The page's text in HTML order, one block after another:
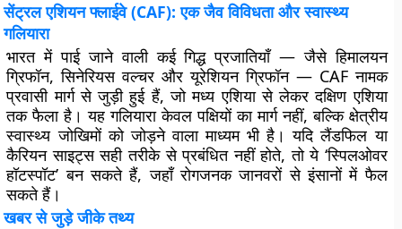
सेंट्रल एशियन फ्लाईवे (CAF): एक जैव विविधता और स्वास्थ्य
गलियारा
भारत में पाई जाने वाली कई गिद्ध प्रजातियाँ — जैसे हिमालयन
ग्रिफॉन, सिनेरियस वल्चर और यूरेशियन ग्रिफॉन — CAF नामक
प्रवासी मार्ग से जुड़ी हुई हैं, जो मध्य एशिया से लेकर दक्षिण एशिया
तक फैला है। यह गलियारा केवल पक्षियों का मार्ग नहीं, बल्कि क्षेत्रीय
स्वास्थ्य जोखिमों को जोड़ने वाला माध्यम भी है। यदि लैंडफिल या
कैरियन साइट्स सही तरीके से प्रबंधित नहीं होते, तो ये ‘स्पिलओवर
हॉटस्पॉट’ बन सकते हैं, जहाँ रोगजनक जानवरों से इंसानों में फैल
सकते हैं।
खबर से जुड़े जीके तथ्य